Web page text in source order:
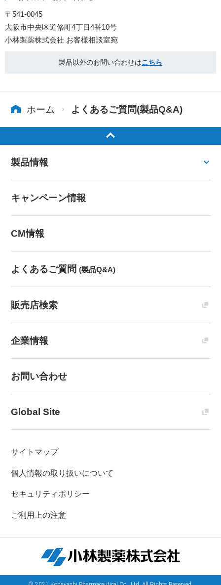
〒541-0045
大阪市中央区道修町4丁目4番10号
小林製薬株式会社 お客様相談室宛
製品以外のお問い合わせはこちら
ホーム よくあるご質問(製品Q&A)
製品情報
キャンペーン情報
CM情報
よくあるご質問 (製品Q&A)
販売店検索
企業情報
お問い合わせ
Global Site
サイトマップ
個人情報の取り扱いについて
セキュリティポリシー
ご利用上の注意